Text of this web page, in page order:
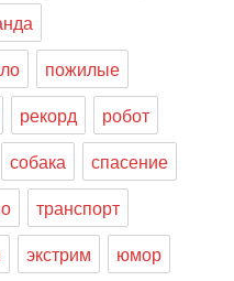
пожилые
рекорд
робот
собака
спасение
транспорт
экстрим юмор